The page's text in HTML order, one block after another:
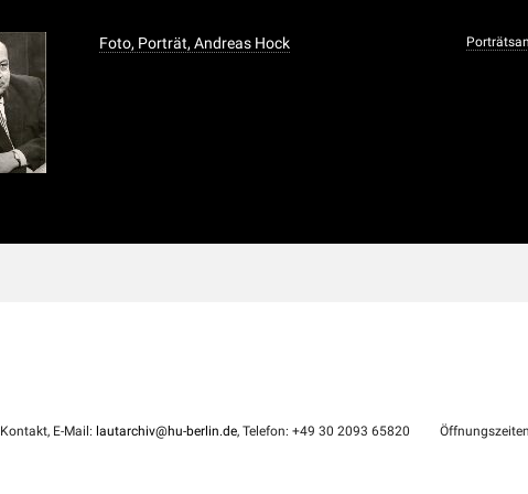
Foto, Porträt, Andreas Hock
Kontakt, E-Mail: lautarchiv@hu-berlin.de, Telefon: +49 30 2093 65820